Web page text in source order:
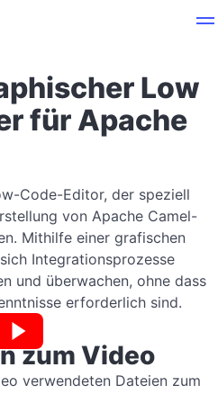
Low
für Apache
Code-Editor, der speziell
von Apache Camel-
Mithilfe einer grafischen
Integrationsprozesse
und überwachen, ohne dass
erforderlich sind.
zum Video
verwendeten Dateien zum